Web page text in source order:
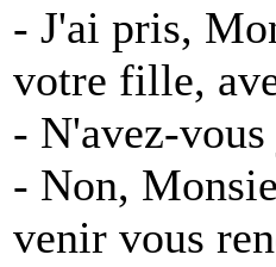
- J'ai pris,
votre fille,
- N'avez-
- Non,
venir vous